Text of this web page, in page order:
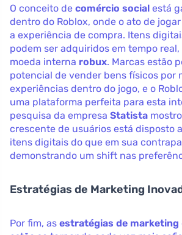
O conceito de comércio social está
dentro do Roblox, onde o ato de
a experiência de compra. Itens
podem ser adquiridos em tempo
moeda interna robux. Marcas estão
potencial de vender bens físicos por
experiências dentro do jogo, e o
uma plataforma perfeita para esta
pesquisa da empresa Statista
crescente de usuários está disposto
itens digitais do que em sua
demonstrando um shift nas
Estratégias de Marketing
Por fim, as estratégias de marketing